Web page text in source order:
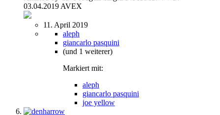
03.04.2019 AVEX
11. April 2019
aleph
giancarlo pasquini
(und 1 weiterer)
Markiert mit:
aleph
giancarlo pasquini
joe yellow